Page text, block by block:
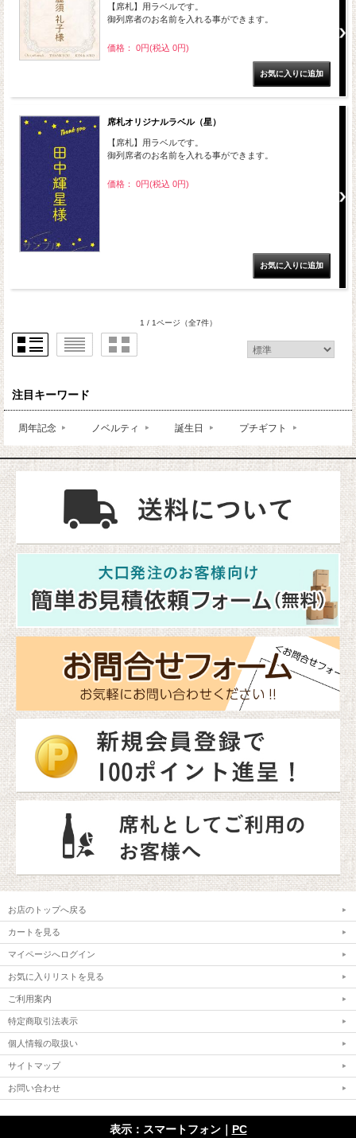
【席札】用ラベルです。
御列席者のお名前を入れる事ができます。
価格： 0円(税込 0円)
席札オリジナルラベル（星）
【席札】用ラベルです。
御列席者のお名前を入れる事ができます。
価格： 0円(税込 0円)
1 / 1ページ （全7件）
注目キーワード
周年記念 ノベルティ 誕生日 プチギフト
お店のトップへ戻る
カートを見る
マイページへログイン
お気に入りリストを見る
ご利用案内
特定商取引法表示
個人情報の取扱い
サイトマップ
お問い合わせ
表示：スマートフォン｜ PC